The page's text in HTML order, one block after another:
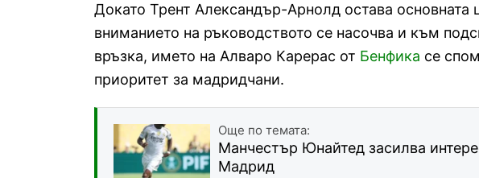
Докато Трент Александър-Арнолд остава основната
вниманието на ръководството се насочва и към
връзка, името на Алваро Карерас от Бенфика се
приоритет за мадридчани.
Още по темата:
Манчестър Юнайтед засилва
Мадрид